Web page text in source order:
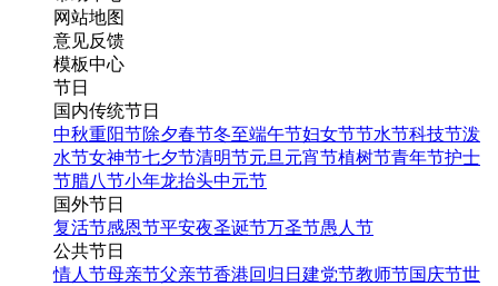
网站地图
意见反馈
模板中心
节日
国内传统节日
中秋重阳节除夕春节冬至端午节妇女节节水节科技节泼
水节女神节七夕节清明节元旦 元宵节植树节青年节护士
节腊八节小年龙抬头中元节
国外节日
复活节感恩节平安夜圣诞节万圣节愚人节
公共节日
情人节母亲节父亲节香港回归日 建党节教师节国庆节世